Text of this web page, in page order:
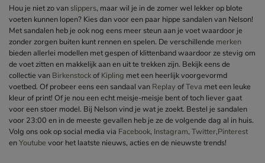
Hou je niet zo van slippers, maar wil je in de zomer wel lekker op blote
voeten kunnen lopen? Kies dan voor een paar hippe sandalen van Nelson!
Met sandalen heb je ook nog eens meer steun aan je voet waardoor je
zonder zorgen buiten kunt rennen en spelen. De verschillende merken
bieden allerlei modellen met gespen of klittenband waardoor ze stevig om
de voet zitten en makkelijk aan en uit te trekken zijn. Bekijk eens de
collectie van BirkenstockofKipling met een heerlijk voorgevormd
voetbed. Of probeer eens een sandaal van Replay ofTeva met een leuke
kleur of print! Of je nou een echt meisje-meisje bent of toch liever gaat
voor een stoer model. Bij Nelson vind je wat je zoekt. Bestel je sandalen
voor 23:00 en in de meeste gevallen heb je ze de volgende dag al in huis.
Volg ons ook op social media via Facebook, Instagram, Twitter,Pinterest
enYoutube voor het laatste nieuws, acties en de nieuwste trends!